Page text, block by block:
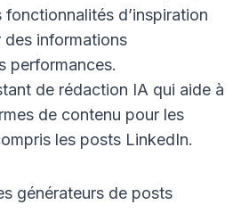
d’inspiration
des informations
performances.
de rédaction IA qui aide à
de contenu pour les
les posts LinkedIn.
générateurs de posts